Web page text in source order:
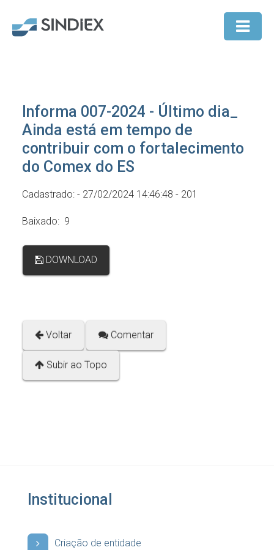
Informa 007-2024 - Último dia_
Ainda está em tempo de
contribuir com o fortalecimento
do Comex do ES
Cadastrado: - 27/02/2024 14:46:48 - 201
Baixado: 9
DOWNLOAD
Voltar Comentar
Subir ao Topo
Institucional
Criação de entidade